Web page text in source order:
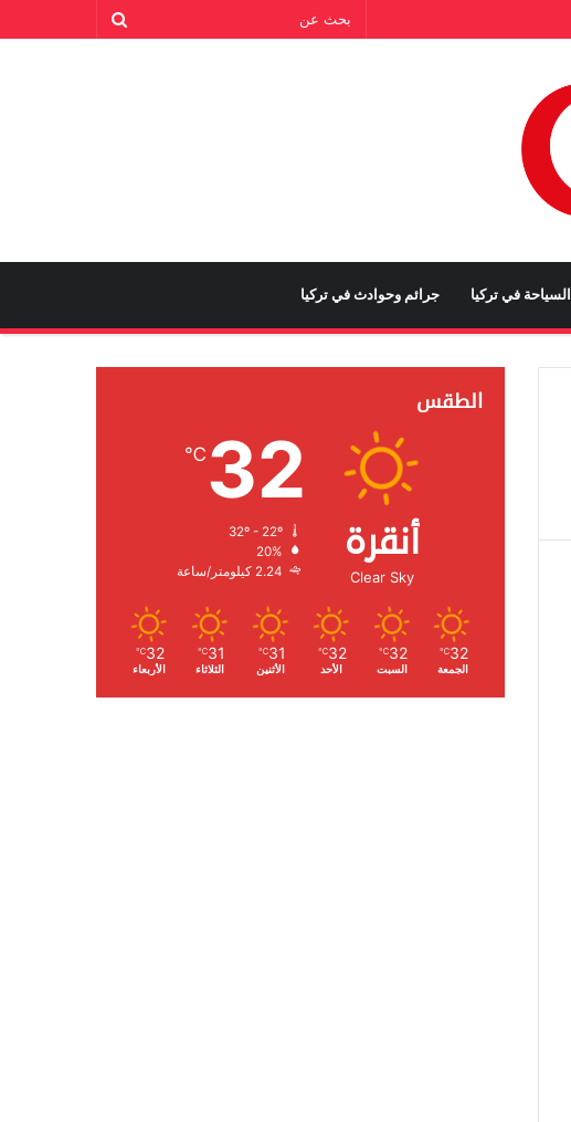
السياحة في تركيا جرائم وحوادث في تركيا
الطقس
أنقرة
Clear Sky
32
℃
الرطوبة:
الرياح:
32
℃
الجمعة
32
℃
السبت
32
℃
الأحد
31
℃
الأثنين
31
℃
الثلاثاء
32
℃
الأربعاء